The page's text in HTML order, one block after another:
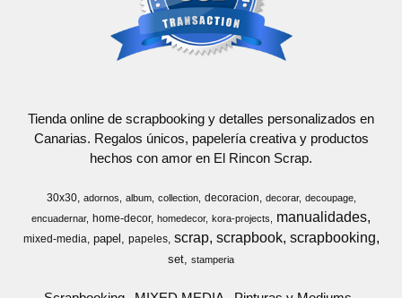
Tienda online de scrapbooking y detalles personalizados en
Canarias. Regalos únicos, papelería creativa y productos
hechos con amor en El Rincon Scrap.
30x30 adornos album collection decoracion decorar
decoupage
encuadernar
home-decor homedecor kora-projects manualidades
mixed-media papel papeles scrap scrapbook scrapbooking
set stamperia